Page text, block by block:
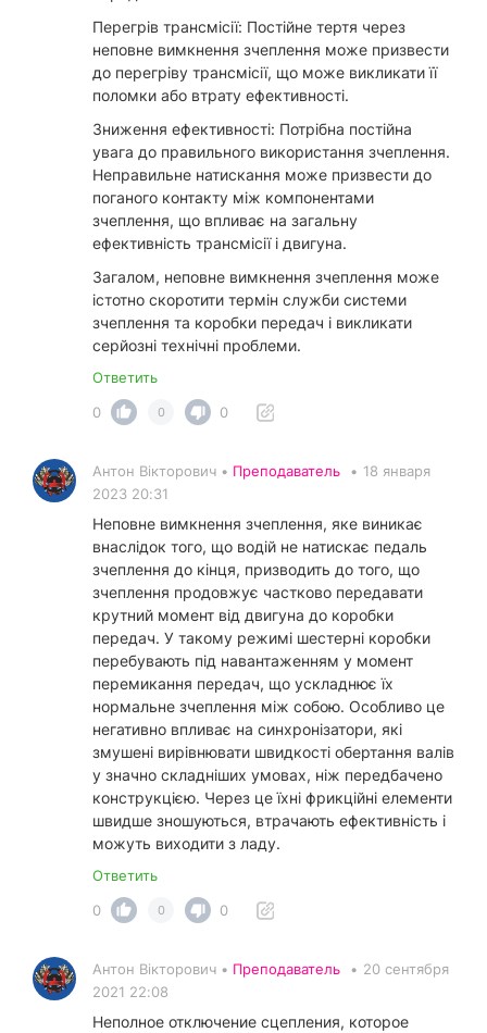
Перегрів трансмісії: Постійне тертя через
неповне вимкнення зчеплення може призвести
до перегріву трансмісії, що може викликати її
поломки або втрату ефективності.
Зниження ефективності: Потрібна постійна
увага до правильного використання зчеплення.
Неправильне натискання може призвести до
поганого контакту між компонентами
зчеплення, що впливає на загальну
ефективність трансмісії і двигуна.
Загалом, неповне вимкнення зчеплення може
істотно скоротити термін служби системи
зчеплення та коробки передач і викликати
серйозні технічні проблеми.
Ответить
0
0 0
Антон Вікторович • Преподаватель • 18 января
2023 20:31
Неповне вимкнення зчеплення, яке виникає
внаслідок того, що водій не натискає педаль
зчеплення до кінця, призводить до того, що
зчеплення продовжує частково передавати
крутний момент від двигуна до коробки
передач. У такому режимі шестерні коробки
перебувають під навантаженням у момент
перемикання передач, що ускладнює їх
нормальне зчеплення між собою. Особливо це
негативно впливає на синхронізатори, які
змушені вирівнювати швидкості обертання валів
у значно складніших умовах, ніж передбачено
конструкцією. Через це їхні фрикційні елементи
швидше зношуються, втрачають ефективність і
можуть виходити з ладу.
Ответить
0
0 0
Антон Вікторович • Преподаватель • 20 сентября
2021 22:08
Неполное отключение сцепления, которое